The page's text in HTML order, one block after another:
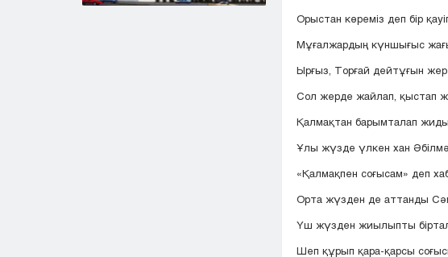
Орыстан көреміз деп бір
Мұғалжардың күншығыс
Ырғыз, Торғай дейтұғын
Сол жерде жайлап, қыстап
Қалмақтан барымталап
Ұлы жүзде үлкен хан
«Қалмақпен соғысам» деп
Орта жүзден де аттанды
Үш жүзден жиылыпты
Шеп құрып қара-қарсы